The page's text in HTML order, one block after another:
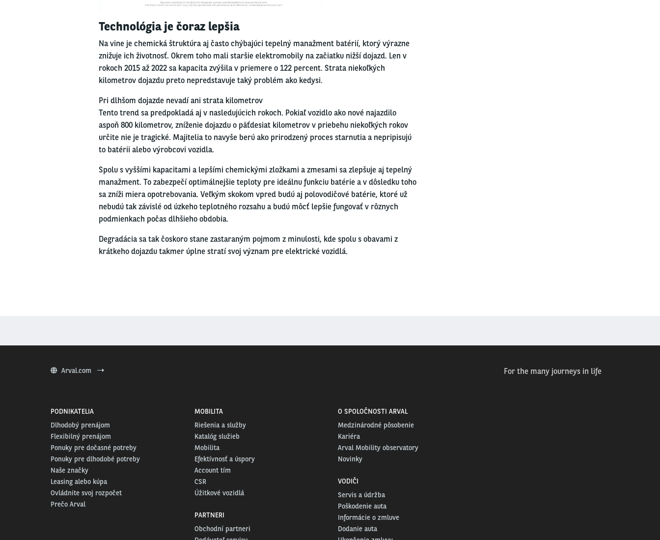
Technológia je čoraz lepšia
Na vine je chemická štruktúra aj často chýbajúci tepelný manažment batérií, ktorý výrazne
znižuje ich životnosť. Okrem toho mali staršie elektromobily na začiatku nižší dojazd. Len v
rokoch 2015 až 2022 sa kapacita zvýšila v priemere o 122 percent. Strata niekoľkých
kilometrov dojazdu preto nepredstavuje taký problém ako kedysi.
Pri dlhšom dojazde nevadí ani strata kilometrov
Tento trend sa predpokladá aj v nasledujúcich rokoch. Pokiaľ vozidlo ako nové najazdilo
aspoň 800 kilometrov, zníženie dojazdu o päťdesiat kilometrov v priebehu niekoľkých rokov
určite nie je tragické. Majitelia to navyše berú ako prirodzený proces starnutia a nepripisujú
to batérii alebo výrobcovi vozidla.
Spolu s vyššími kapacitami a lepšími chemickými zložkami a zmesami sa zlepšuje aj tepelný
manažment. To zabezpečí optimálnejšie teploty pre ideálnu funkciu batérie a v dôsledku toho
sa zníži miera opotrebovania. Veľkým skokom vpred budú aj polovodičové batérie, ktoré už
nebudú tak závislé od úzkeho teplotného rozsahu a budú môcť lepšie fungovať v rôznych
podmienkach počas dlhšieho obdobia.
Degradácia sa tak čoskoro stane zastaraným pojmom z minulosti, kde spolu s obavami z
krátkeho dojazdu takmer úplne stratí svoj význam pre elektrické vozidlá.
Arval.com For the many journeys in life
PODNIKATELIA
Dlhodobý prenájom
Flexibilný prenájom
Ponuky pre dočasné potreby
Ponuky pre dlhodobé potreby
Naše značky
Leasing alebo kúpa
Ovládnite svoj rozpočet
Prečo Arval
MOBILITA
Riešenia a služby
Katalóg služieb
Mobilita
Efektívnosť a úspory
Account tím
CSR
Úžitkové vozidlá
PARTNERI
Obchodní partneri
O SPOLOČNOSTI ARVAL
Medzinárodné pôsobenie
Kariéra
Arval Mobility observatory
Novinky
VODIČI
Servis a údržba
Poškodenie auta
Informácie o zmluve
Dodanie auta